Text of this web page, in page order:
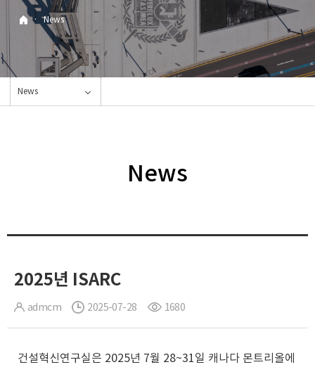
· News
News
News
2025년 ISARC
admcm 2025-07-28 1680
건설혁신연구실은 2025년 7월 28~31일 캐나다 몬트리올에